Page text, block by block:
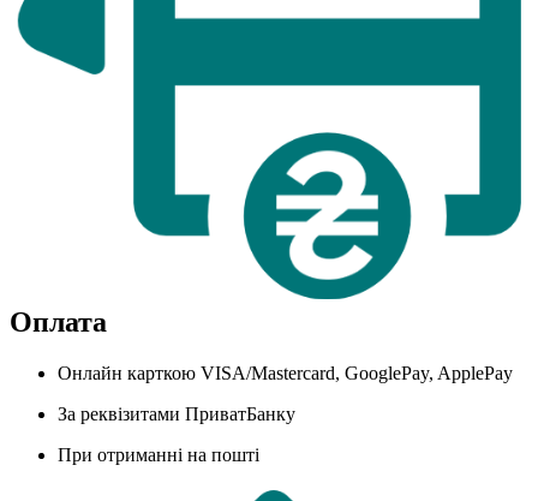
Оплата
Онлайн карткою VISA/Mastercard, GooglePay, ApplePay
За реквізитами ПриватБанку
При отриманні на пошті